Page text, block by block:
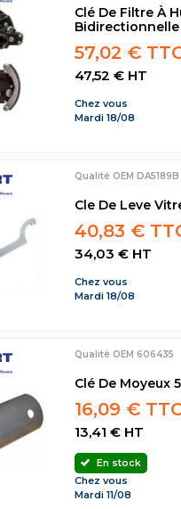
Clé De Filtre À
Bidirectionnelle
57,02 €
47,52 € HT
Chez vous
Mardi 18/08
Qualité OEM DA5189B
Cle De Leve
40,83 €
34,03 € HT
Chez vous
Mardi 18/08
Qualité OEM 606435
Clé De Moyeux
16,09 €
13,41 € HT
En stock
Chez vous
Mardi 11/08